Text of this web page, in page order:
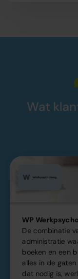
Wat
WP
De combinatie
administratie
boeken en een
alles in de
dat nodig is,